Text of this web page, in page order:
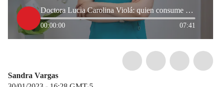
Doctora Lucia Carolina Violá: quien consume cigarrillo electrónico tiene dependencia
00:00:00 07:41
Sandra Vargas